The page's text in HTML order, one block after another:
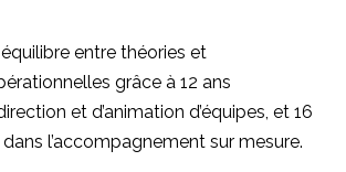
entre théories et
grâce à 12 ans
et d’animation d’équipes, et 16
dans l’accompagnement sur mesure.